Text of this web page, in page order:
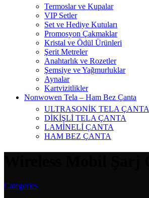
Termoslar ve Kupalar
VIP Setler
Set ve Hediye Kutuları
Promosyon Çakmaklar
Kristal ve Ödül Ürünleri
Şerit Metreler
Anahtarlık ve Rozetler
Şemsiye ve Yağmurluklar
Aynalar
Kartvizitlikler
Nonwowen Tela – Ham Bez Çanta
ULTRASONİK TELA ÇANTA
DİKİŞLİ TELA ÇANTA
LAMİNELİ ÇANTA
HAM BEZ ÇANTA
Categories